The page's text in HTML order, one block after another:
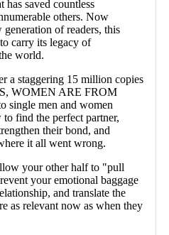
has saved countless
others. Now
generation of readers, this
carry its legacy of
world.
a staggering 15 million copies
WOMEN ARE FROM
single men and women
find the perfect partner,
their bond, and
it all went wrong.
your other half to "pull
your emotional baggage
and translate the
as relevant now as when they